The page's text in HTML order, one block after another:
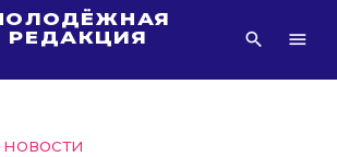
РЕДАКЦИЯ